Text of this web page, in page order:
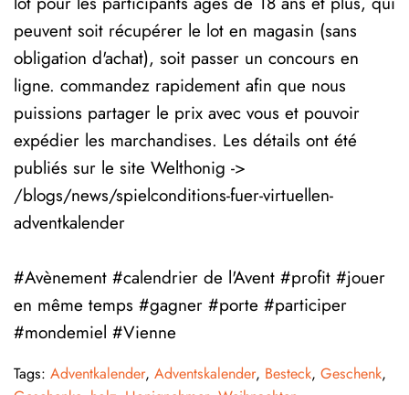
peuvent soit récupérer le lot en magasin (sans
obligation d'achat), soit passer un concours en
ligne. commandez rapidement afin que nous
puissions partager le prix avec vous et pouvoir
expédier les marchandises. Les détails ont été
publiés sur le site Welthonig ->
/blogs/news/spielconditions-fuer-virtuellen-
adventkalender
#Avènement #calendrier de l'Avent #profit #jouer
en même temps #gagner #porte #participer
#mondemiel #Vienne
Tags: Adventkalender, Adventskalender, Besteck, Geschenk,